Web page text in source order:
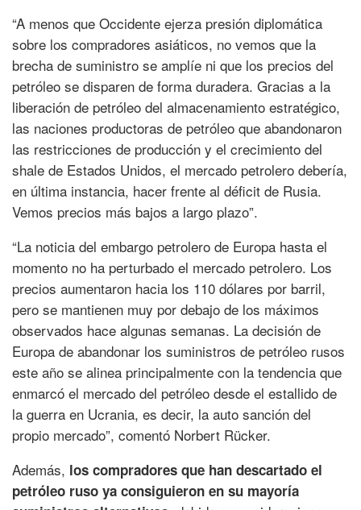
“A menos que Occidente ejerza presión diplomática
sobre los compradores asiáticos, no vemos que la
brecha de suministro se amplíe ni que los precios del
petróleo se disparen de forma duradera. Gracias a la
liberación de petróleo del almacenamiento estratégico,
las naciones productoras de petróleo que abandonaron
las restricciones de producción y el crecimiento del
shale de Estados Unidos, el mercado petrolero debería,
en última instancia, hacer frente al déficit de Rusia.
Vemos precios más bajos a largo plazo”.
“La noticia del embargo petrolero de Europa hasta el
momento no ha perturbado el mercado petrolero. Los
precios aumentaron hacia los 110 dólares por barril,
pero se mantienen muy por debajo de los máximos
observados hace algunas semanas. La decisión de
Europa de abandonar los suministros de petróleo rusos
este año se alinea principalmente con la tendencia que
enmarcó el mercado del petróleo desde el estallido de
la guerra en Ucrania, es decir, la auto sanción del
propio mercado”, comentó Norbert Rücker.
Además, los compradores que han descartado el
petróleo ruso ya consiguieron en su mayoría